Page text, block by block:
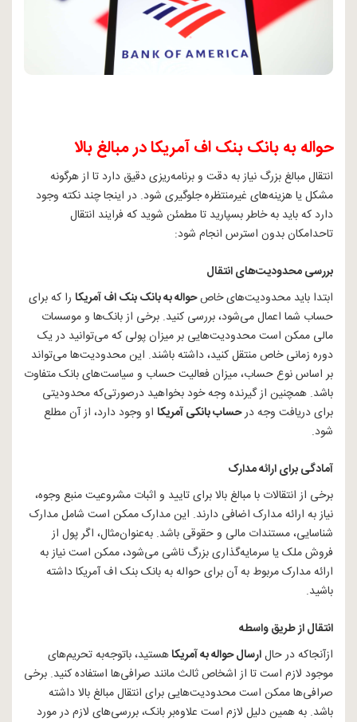
حواله به بانک بنک اف آمریکا در مبالغ بالا
انتقال مبالغ بزرگ نیاز به دقت و برنامه‌ریزی دقیق دارد تا از هرگونه
مشکل یا هزینه‌های غیرمنتظره جلوگیری شود. در اینجا چند نکته وجود
دارد که باید به ‌خاطر بسپارید تا مطمئن شوید که فرایند انتقال
تاحدامکان بدون استرس انجام شود:
بررسی محدودیت‌های انتقال
ابتدا باید محدودیت‌های خاصحواله به بانک بنک اف آمریکا را که برای
حساب شما اعمال می‌شود، بررسی کنید. برخی از بانک‌ها و موسسات
مالی ممکن است محدودیت‌هایی بر میزان پولی که می‌توانید در یک
دوره زمانی خاص منتقل کنید، داشته باشند. این محدودیت‌ها می‌تواند
بر اساس نوع حساب، میزان فعالیت حساب و سیاست‌های بانک متفاوت
باشد. همچنین از گیرنده وجه خود بخواهید درصورتی‌که محدودیتی
برای دریافت وجه درحساب بانکی آمریکا او وجود دارد، از آن مطلع
شود.
آمادگی برای ارائه مدارک
برخی از انتقالات با مبالغ بالا برای تایید و اثبات مشروعیت منبع وجوه،
نیاز به ارائه مدارک اضافی دارند. این مدارک ممکن است شامل مدارک
شناسایی، مستندات مالی و حقوقی باشد. به‌عنوان‌مثال، اگر پول از
فروش ملک یا سرمایه‌گذاری بزرگ ناشی می‌شود، ممکن است نیاز به
ارائه مدارک مربوط به آن برای حواله به بانک بنک اف آمریکا داشته
باشید.
انتقال از طریق واسطه
ازآنجاکه در حالارسال حواله به آمریکاهستید، باتوجه‌به تحریم‌های
موجود لازم است تا از اشخاص ثالث مانند صرافی‌ها استفاده کنید. برخی
صرافی‌ها ممکن است محدودیت‌هایی برای انتقال مبالغ بالا داشته
باشد. به همین دلیل لازم است علاوه‌بر بانک، بررسی‌های لازم در مورد